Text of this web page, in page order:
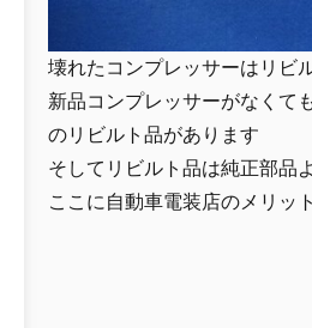
壊れたコンプレッサーはリビ
新品コンプレッサーがなくて
のリビルト品があります
そしてリビルト品は純正部品
ここに自動車電装店のメリッ